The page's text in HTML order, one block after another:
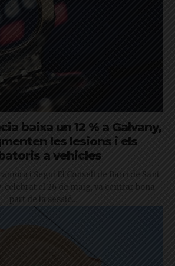
baixa un 12 % a Galvany,
les lesions i els
a vehicles
Consell de Barri de Sant
celebrat el 26 de maig, va centrar bona
part de la sessió...